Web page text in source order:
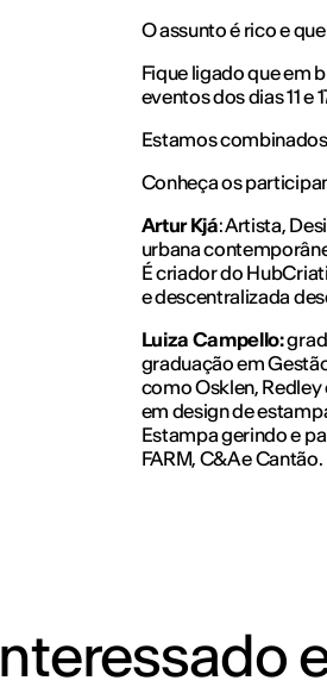
O assunto é rico e
Fique ligado que em
eventos dos dias 11 e
Estamos
Conheça os
Artur Kjá: Artista,
urbana
É criador do
e descentralizada
Luiza Campello:
graduação em
como Osklen,
em design de
Estampa gerindo e
FARM, C&A e Cantão.